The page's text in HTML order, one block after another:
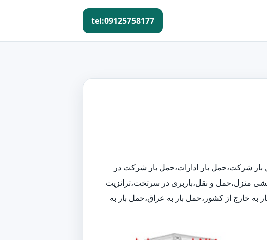
tel:09125758177
بار شرکت،حمل بار ادارات،حمل بار شرکت در
منزل،حمل و نقل،باربری در سرتخت،ترانزیت
به خارج از کشور،حمل بار به عراق،حمل بار به